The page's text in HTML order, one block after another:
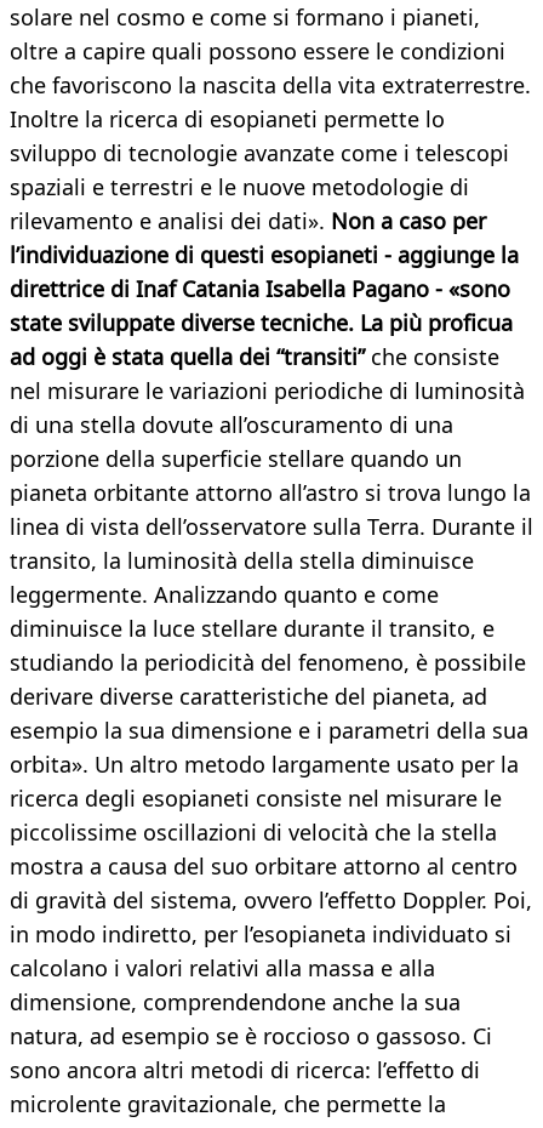
solare nel cosmo e come si formano i pianeti,
oltre a capire quali possono essere le condizioni
che favoriscono la nascita della vita extraterrestre.
Inoltre la ricerca di esopianeti permette lo
sviluppo di tecnologie avanzate come i telescopi
spaziali e terrestri e le nuove metodologie di
rilevamento e analisi dei dati». Non a caso per
l’individuazione di questi esopianeti - aggiunge la
direttrice di Inaf Catania Isabella Pagano - «sono
state sviluppate diverse tecniche. La più proficua
ad oggi è stata quella dei “transiti”che consiste
nel misurare le variazioni periodiche di luminosità
di una stella dovute all’oscuramento di una
porzione della superficie stellare quando un
pianeta orbitante attorno all’astro si trova lungo la
linea di vista dell’osservatore sulla Terra. Durante il
transito, la luminosità della stella diminuisce
leggermente. Analizzando quanto e come
diminuisce la luce stellare durante il transito, e
studiando la periodicità del fenomeno, è possibile
derivare diverse caratteristiche del pianeta, ad
esempio la sua dimensione e i parametri della sua
orbita». Un altro metodo largamente usato per la
ricerca degli esopianeti consiste nel misurare le
piccolissime oscillazioni di velocità che la stella
mostra a causa del suo orbitare attorno al centro
di gravità del sistema, ovvero l’effetto Doppler. Poi,
in modo indiretto, per l’esopianeta individuato si
calcolano i valori relativi alla massa e alla
dimensione, comprendendone anche la sua
natura, ad esempio se è roccioso o gassoso. Ci
sono ancora altri metodi di ricerca: l’effetto di
microlente gravitazionale, che permette la